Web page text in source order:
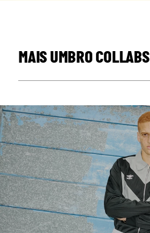
MAIS UMBRO COLLABS